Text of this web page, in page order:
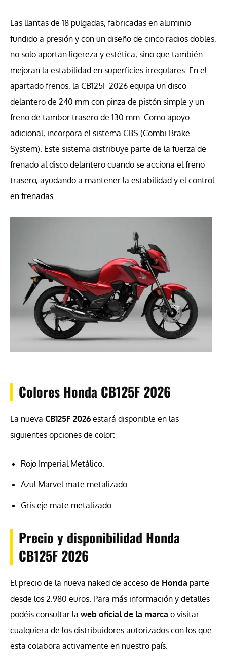
Las llantas de 18 pulgadas, fabricadas en aluminio
fundido a presión y con un diseño de cinco radios dobles,
no solo aportan ligereza y estética, sino que también
mejoran la estabilidad en superficies irregulares. En el
apartado frenos, la CB125F 2026 equipa un disco
delantero de 240 mm con pinza de pistón simple y un
freno de tambor trasero de 130 mm. Como apoyo
adicional, incorpora el sistema CBS (Combi Brake
System). Este sistema distribuye parte de la fuerza de
frenado al disco delantero cuando se acciona el freno
trasero, ayudando a mantener la estabilidad y el control
en frenadas.
Colores Honda CB125F 2026
La nueva CB125F 2026 estará disponible en las
siguientes opciones de color:
Rojo Imperial Metálico.
Azul Marvel mate metalizado.
Gris eje mate metalizado.
Precio y disponibilidad Honda
CB125F 2026
El precio de la nueva naked de acceso de Honda parte
desde los 2.980 euros. Para más información y detalles
podéis consultar la web oficial de la marca o visitar
cualquiera de los distribuidores autorizados con los que
esta colabora activamente en nuestro país.